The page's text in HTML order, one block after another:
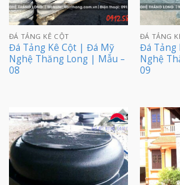
ĐÁ TẢNG KÊ CỘT
Đá Tảng Kê Cột | Đá Mỹ
Nghệ Thăng Long | Mẫu –
08
ĐÁ TẢNG
Đá Tảng
Nghệ
09